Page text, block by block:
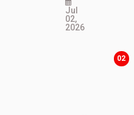
Jul
02,
2026
02